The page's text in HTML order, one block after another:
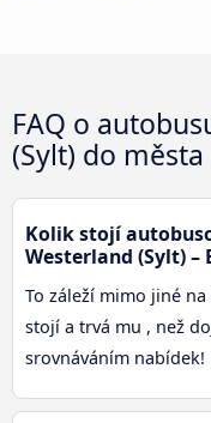
FAQ o
(Sylt) do
Kolik stojí
Westerland (Sylt) –
To záleží mimo jiné
stojí a trvá mu , než
srovnáváním nabídek!